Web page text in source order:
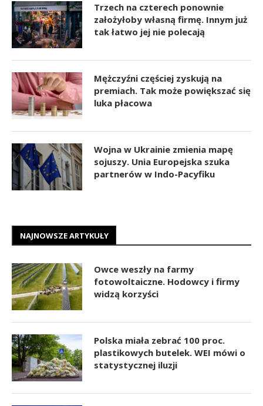
Trzech na czterech ponownie
założyłoby własną firmę. Innym już
tak łatwo jej nie polecają
Mężczyźni częściej zyskują na
premiach. Tak może powiększać się
luka płacowa
Wojna w Ukrainie zmienia mapę
sojuszy. Unia Europejska szuka
partnerów w Indo-Pacyfiku
NAJNOWSZE ARTYKUŁY
Owce weszły na farmy
fotowoltaiczne. Hodowcy i firmy
widzą korzyści
Polska miała zebrać 100 proc.
plastikowych butelek. WEI mówi o
statystycznej iluzji